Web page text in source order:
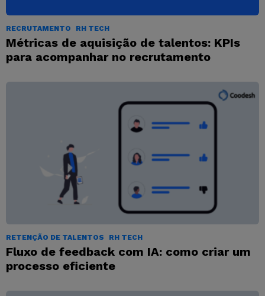
RECRUTAMENTO RH TECH
Métricas de aquisição de talentos: KPIs
para acompanhar no recrutamento
RETENÇÃO DE TALENTOS RH TECH
Fluxo de feedback com IA: como criar um
processo eficiente